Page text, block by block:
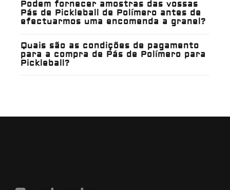
Podem fornecer amostras das vossas
Pás de Pickleball de Polímero antes de
efectuarmos uma encomenda a granel?
Quais são as condições de pagamento
para a compra de Pás de Polímero para
Pickleball?